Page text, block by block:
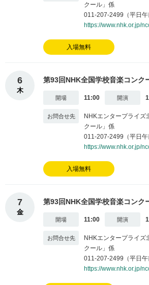
クール」係
011-207-2499（平日午
https://www.nhk.or.jp/
入場無料
6
木
第93回NHK全国学校音楽コン
11:00
NHKエンタープライズ
クール」係
011-207-2499（平日午
https://www.nhk.or.jp/
入場無料
7
金
第93回NHK全国学校音楽コン
11:00
NHKエンタープライズ
クール」係
011-207-2499（平日午
https://www.nhk.or.jp/